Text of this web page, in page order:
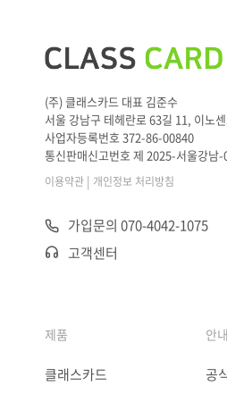
(주) 클래스카드 대표 김준수
서울 강남구 테헤란로 63길 11, 이노
사업자등록번호 372-86-00840
통신판매신고번호 제 2025-서울강남-
이용약관 | 개인정보 처리방침
가입문의 070-4042-1075
고객센터
제품
클래스카드
안내
공